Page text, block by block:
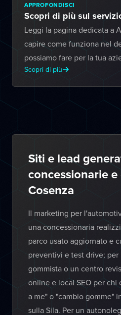
APPROFONDISCI
Scopri di più sul
Leggi la pagina dedicata a
capire come funziona nel
possiamo fare per la tua
Scopri di più
Siti e lead
concessionarie
Cosenza
Il marketing per
una concessionaria
parco usato aggiornato e
preventivi e test drive;
gommista o un centro
online e local SEO per
a me" o "cambio gomme"
sulla Sila. Per un